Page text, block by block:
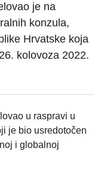
je na
konzula,
Hrvatske koja
kolovoza 2022.
u raspravi u
je bio usredotočen
i globalnoj